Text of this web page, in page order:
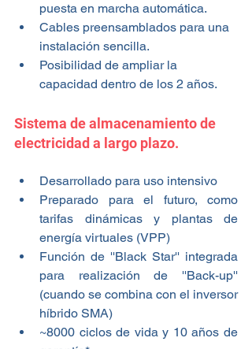
puesta en marcha automática.
Cables preensamblados para una
instalación sencilla.
Posibilidad de ampliar la
capacidad dentro de los 2 años.
Sistema de almacenamiento de
electricidad a largo plazo.
Desarrollado para uso intensivo
Preparado para el futuro, como
tarifas dinámicas y plantas de
energía virtuales (VPP)
Función de ''Black Star'' integrada
para realización de ''Back-up''
(cuando se combina con el inversor
híbrido SMA)
~8000 ciclos de vida y 10 años de